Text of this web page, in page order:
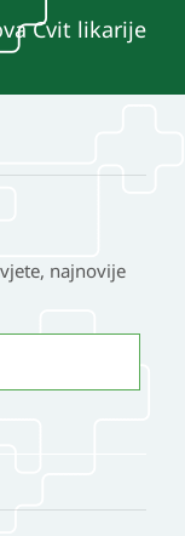
Cvit likarije
najnovije